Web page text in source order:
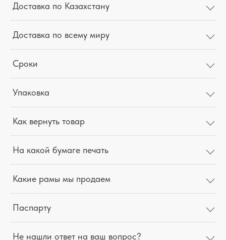
Доставка по Казахстану
Доставка по всему миру
Сроки
Упаковка
Как вернуть товар
На какой бумаге печать
Какие рамы мы продаем
Паспарту
Не нашли ответ на ваш вопрос?